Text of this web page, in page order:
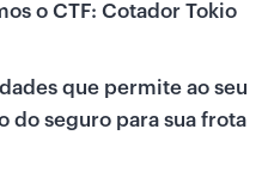
o CTF: Cotador Tokio
que permite ao seu
do seguro para sua frota